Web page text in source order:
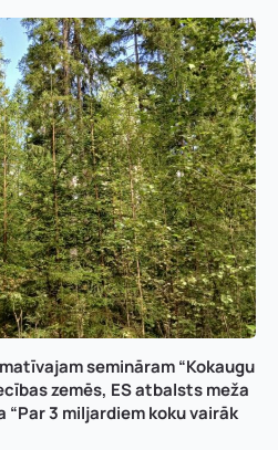
semināram “Kokaugu
zemēs, ES atbalsts meža
3 miljardiem koku vairāk